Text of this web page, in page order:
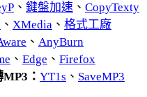
、 鍵盤加速、 CopyTexty
、 XMedia、 格式工廠
、 AnyBurn
、 Edge 、 Firefox
： YT1s 、 SaveMP3